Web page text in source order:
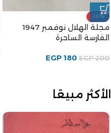
-10%
مجلة الهلال نوفمبر 1947
الفارسة الساحرة
EGP200
EGP 180
الأكثر مبيعًا